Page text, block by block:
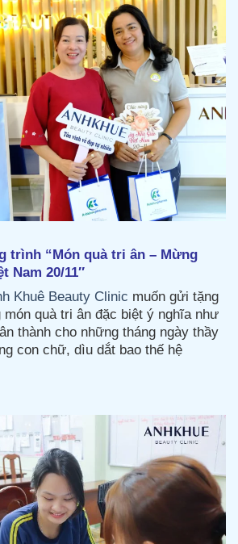
trình “Món quà tri ân – Mừng
Nam 20/11″
Khuê Beauty Clinic muốn gửi tặng
quà tri ân đặc biệt ý nghĩa như
thành cho những tháng ngày thầy
con chữ, dìu dắt bao thế hệ